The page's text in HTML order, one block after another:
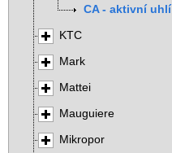
CA - aktivní uhlí
KTC
Mark
Mattei
Mauguiere
Mikropor